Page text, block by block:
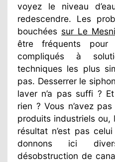
voyez le niveau
redescendre. Les
bouchées sur Le
être fréquents
compliqués à
techniques les plus
pas. Desserrer le
laver n’a pas suffi ?
rien ? Vous n’avez
produits industriels
résultat n’est pas
donnons ici
désobstruction de